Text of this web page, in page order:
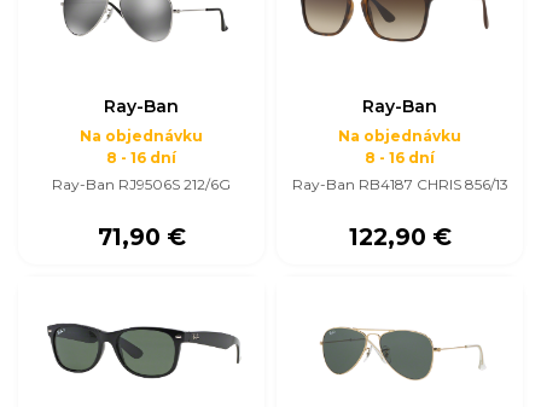
Ray-Ban
Na objednávku
8 - 16 dní
Ray-Ban RJ9506S 212/6G
71,90 €
Ray-Ban
Na objednávku
8 - 16 dní
Ray-Ban RB4187 CHRIS 856/13
122,90 €